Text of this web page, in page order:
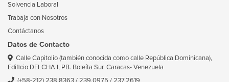
Solvencia Laboral
Trabaja con Nosotros
Contáctanos
Datos de Contacto
Calle Capitolio (también conocida como calle República Dominicana),
Edificio DELCHA I, PB. Boleíta Sur. Caracas- Venezuela